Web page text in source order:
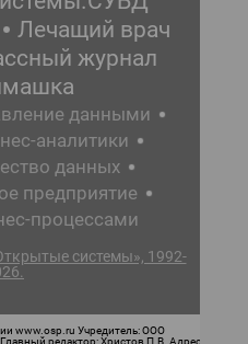
Лечащий врач
журнал
данными
аналитики
данных
предприятие
процессами
системы», 1992-
www.osp.ru Учредитель: ООО
редактор: Христов П.В. Адрес